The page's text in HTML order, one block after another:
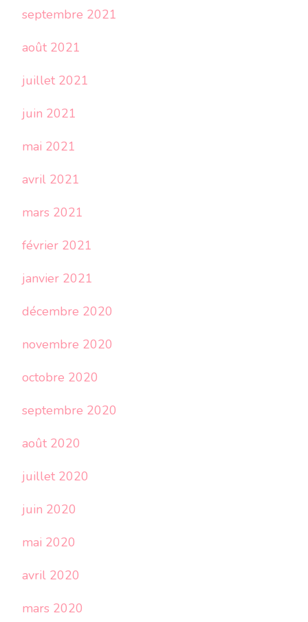
septembre 2021
août 2021
juillet 2021
juin 2021
mai 2021
avril 2021
mars 2021
février 2021
janvier 2021
décembre 2020
novembre 2020
octobre 2020
septembre 2020
août 2020
juillet 2020
juin 2020
mai 2020
avril 2020
mars 2020